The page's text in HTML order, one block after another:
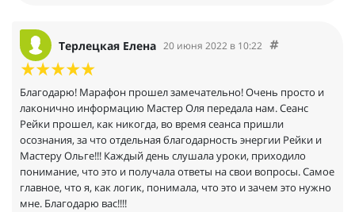
Терлецкая Елена 20 июня 2022 в 10:22
Благодарю! Марафон прошел замечательно! Очень просто и
лаконично информацию Мастер Оля передала нам. Сеанс
Рейки прошел, как никогда, во время сеанса пришли
осознания, за что отдельная благодарность энергии Рейки и
Мастеру Ольге!!! Каждый день слушала уроки, приходило
понимание, что это и получала ответы на свои вопросы. Самое
главное, что я, как логик, понимала, что это и зачем это нужно
мне. Благодарю вас!!!!